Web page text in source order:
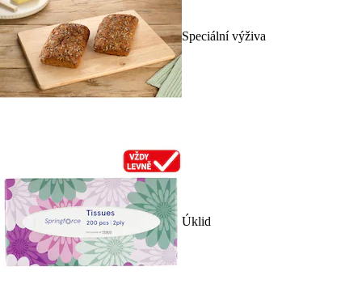
Speciální výživa
Úklid